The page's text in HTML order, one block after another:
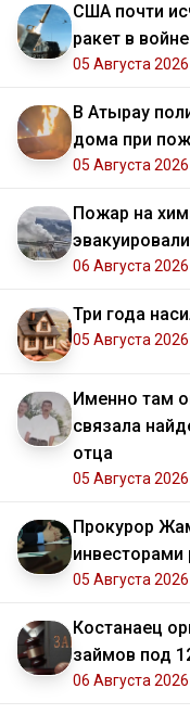
США почти
ракет в
05 Августа
В Атырау
дома при
05 Августа
Пожар на
06 Августа
Три года
05 Августа
Именно там
связала
отца
05 Августа
Прокурор
инвесторами
05 Августа
Костанаец
займов под
06 Августа 2026